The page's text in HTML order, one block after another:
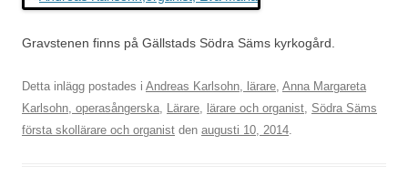
Gravstenen finns på Gällstads Södra Säms kyrkogård.
Detta inlägg postades i Andreas Karlsohn, lärare, Anna Margareta
Karlsohn, operasångerska, Lärare, lärare och organist, Södra Säms
första skollärare och organist den augusti 10, 2014.